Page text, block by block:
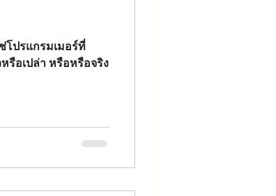
รือเปล่า หรือหรือจริง